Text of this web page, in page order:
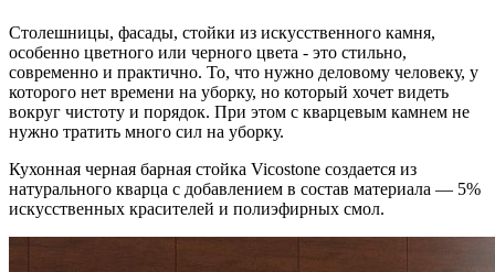
Столешницы, фасады, стойки из искусственного камня,
особенно цветного или черного цвета - это стильно,
современно и практично. То, что нужно деловому человеку, у
которого нет времени на уборку, но который хочет видеть
вокруг чистоту и порядок. При этом с кварцевым камнем не
нужно тратить много сил на уборку.
Кухонная черная барная стойка Vicostone создается из
натурального кварца с добавлением в состав материала — 5%
искусственных красителей и полиэфирных смол.